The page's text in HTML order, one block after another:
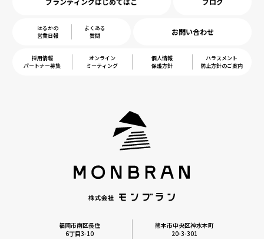
はるかの
営業日報
よくある
質問
お問い合わせ
採用情報
パートナー募集
オンライン
ミーティング
個人情報
保護方針
ハラスメント
防止方針のご案内
福岡市南区長住
6丁目3-10
熊本市中央区神水本町
20-3-301